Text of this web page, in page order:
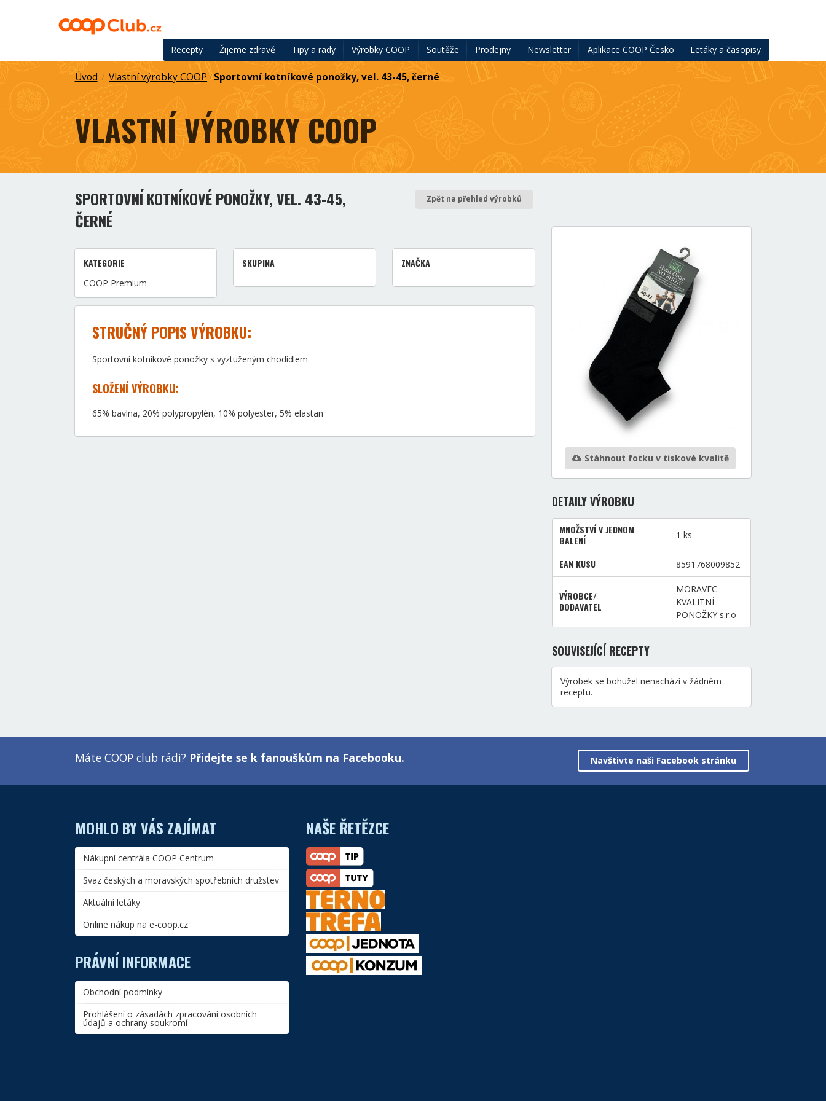
Recepty Žijeme zdravě Tipy a rady Výrobky COOP Soutěže Prodejny Newsletter Aplikace COOP Česko Letáky a časopisy
Úvod / Vlastní výrobky COOP / Sportovní kotníkové ponožky, vel. 43-45, černé
VLASTNÍ VÝROBKY COOP
SPORTOVNÍ KOTNÍKOVÉ PONOŽKY, VEL. 43-45,
ČERNÉ
Zpět na přehled výrobků
KATEGORIE
COOP Premium
SKUPINA ZNAČKA
STRUČNÝ POPIS VÝROBKU:
Sportovní kotníkové ponožky s vyztuženým chodidlem
SLOŽENÍ VÝROBKU:
65% bavlna, 20% polypropylén, 10% polyester, 5% elastan
Stáhnout fotku v tiskové kvalitě
DETAILY VÝROBKU
MNOŽSTVÍ V JEDNOM
BALENÍ
1 ks
EAN KUSU 8591768009852
VÝROBCE/
DODAVATEL
MORAVEC
KVALITNÍ
PONOŽKY s.r.o
SOUVISEJÍCÍ RECEPTY
Výrobek se bohužel nenachází v žádném
receptu.
Máte COOP club rádi? Přidejte se k fanouškům na Facebooku. Navštivte naši Facebook stránku
MOHLO BY VÁS ZAJÍMAT
Nákupní centrála COOP Centrum
Svaz českých a moravských spotřebních družstev
Aktuální letáky
Online nákup na e-coop.cz
PRÁVNÍ INFORMACE
Obchodní podmínky
Prohlášení o zásadách zpracování osobních
údajů a ochrany soukromí
NAŠE ŘETĚZCE